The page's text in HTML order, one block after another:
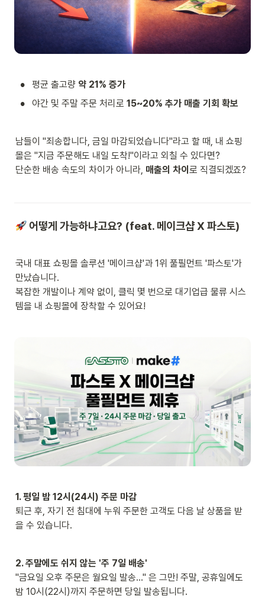
• 평균 출고량 약 21% 증가
• 야간 및 주말 주문 처리로 15~20% 추가 매출 기회 확보
남들이 "죄송합니다, 금일 마감되었습니다"라고 할 때, 내 쇼핑
몰은 "지금 주문해도 내일 도착!"이라고 외칠 수 있다면?
단순한 배송 속도의 차이가 아니라, 매출의 차이 로 직결되겠죠?
어떻게 가능하냐고요? (feat. 메이크샵 X 파스토)
국내 대표 쇼핑몰 솔루션 '메이크샵'과 1위 풀필먼트 '파스토'가
만났습니다.
복잡한 개발이나 계약 없이, 클릭 몇 번으로 대기업급 물류 시스
템을 내 쇼핑몰에 장착할 수 있어요!
1. 평일 밤 12시(24시) 주문 마감
퇴근 후, 자기 전 침대에 누워 주문한 고객도 다음 날 상품을 받
을 수 있습니다.
2. 주말에도 쉬지 않는 '주 7일 배송'
"금요일 오후 주문은 월요일 발송..." 은 그만! 주말, 공휴일에도
밤 10시(22시)까지 주문하면 당일 발송됩니다.